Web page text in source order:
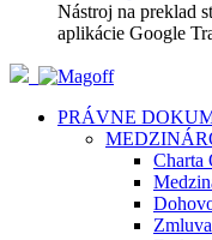
Nástroj na preklad
aplikácie Google
PRÁVNE
Charta